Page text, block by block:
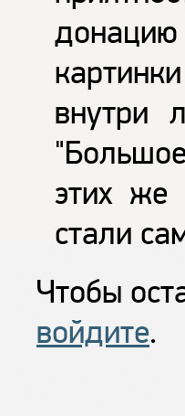
внутри
этих же
стали
Чтобы
войдите.